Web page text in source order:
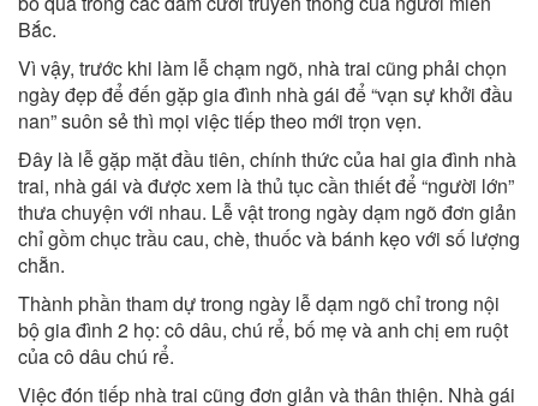
Bắc.
Vì vậy, trước khi làm lễ chạm ngõ, nhà trai cũng phải chọn
ngày đẹp để đến gặp gia đình nhà gái để “vạn sự khởi đầu
nan” suôn sẻ thì mọi việc tiếp theo mới trọn vẹn.
Đây là lễ gặp mặt đầu tiên, chính thức của hai gia đình nhà
trai, nhà gái và được xem là thủ tục cần thiết để “người lớn”
thưa chuyện với nhau. Lễ vật trong ngày dạm ngõ đơn giản
chỉ gồm chục trầu cau, chè, thuốc và bánh kẹo với số lượng
chẵn.
Thành phần tham dự trong ngày lễ dạm ngõ chỉ trong nội
bộ gia đình 2 họ: cô dâu, chú rể, bố mẹ và anh chị em ruột
của cô dâu chú rể.
Việc đón tiếp nhà trai cũng đơn giản và thân thiện. Nhà gái